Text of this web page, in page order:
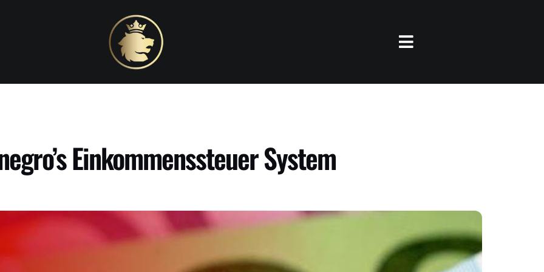
Einkommenssteuer System